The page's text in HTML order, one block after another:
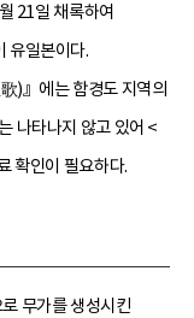
21일 채록하여
유일본이다.
)』에는 함경도 지역의
나타나지 않고 있어 <
확인이 필요하다.
무가를 생성시킨